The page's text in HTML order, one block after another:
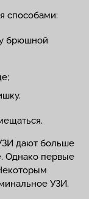
способами:
брюшной
дают больше
Однако первые
УЗИ.